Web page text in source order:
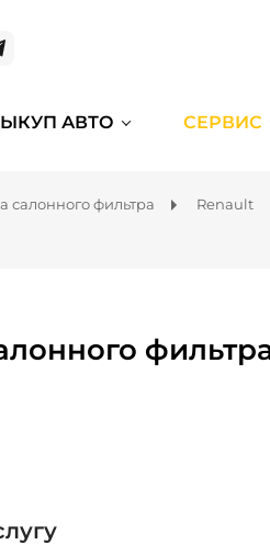
АВТО СЕРВИС
салонного фильтра Renault